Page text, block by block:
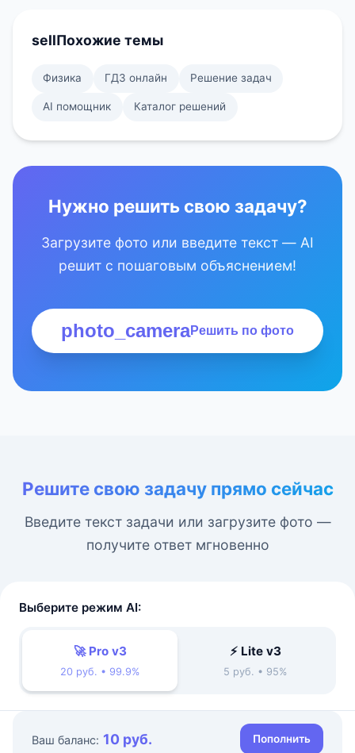
sellПохожие темы
Физика ГДЗ онлайн Решение задач
AI помощник Каталог решений
Нужно решить свою задачу?
Загрузите фото или введите текст — AI
решит с пошаговым объяснением!
photo_cameraРешить по фото
Решите свою задачу прямо сейчас
Введите текст задачи или загрузите фото —
получите ответ мгновенно
Выберите режим AI:
🚀 Pro v3
20 руб. • 99.9%
⚡ Lite v3
5 руб. • 95%
Ваш баланс: 10 руб. Пополнить